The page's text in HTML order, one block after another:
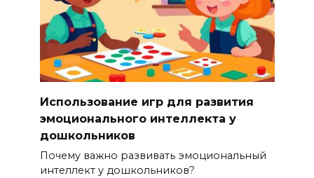
Использование игр для развития
эмоционального интеллекта у
дошкольников
Почему важно развивать эмоциональный
интеллект у дошкольников?